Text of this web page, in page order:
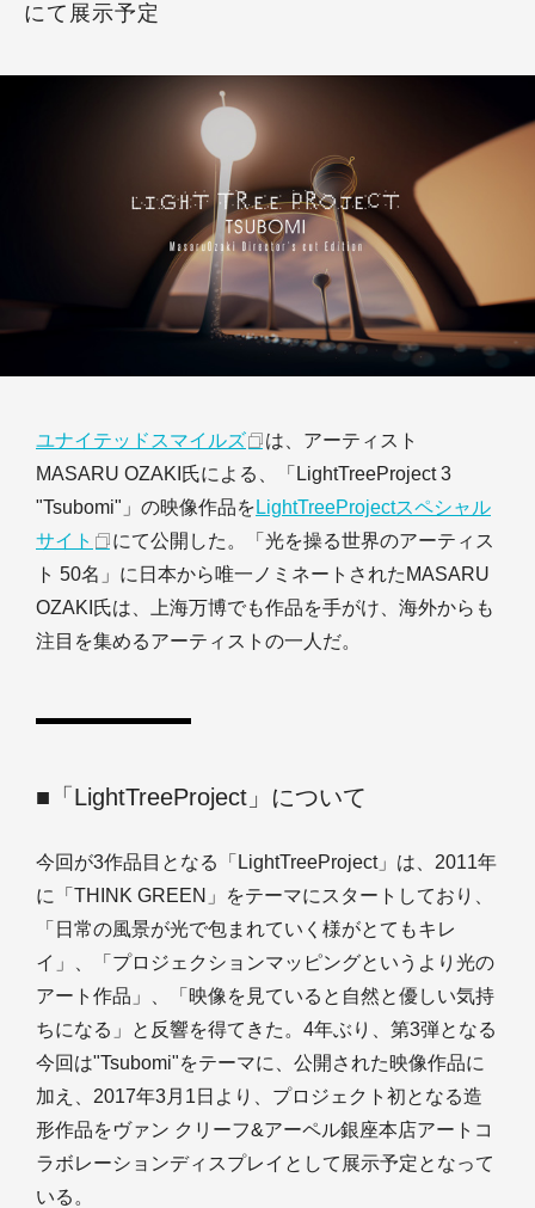
にて展示予定
ユナイテッドスマイルズ
は、アーティスト
MASARU OZAKI氏による、「LightTreeProject 3
"Tsubomi"」の映像作品を LightTreeProjectスペシャル
サイト
にて公開した。「光を操る世界のアーティス
ト 50名」に日本から唯一ノミネートされたMASARU
OZAKI氏は、上海万博でも作品を手がけ、海外からも
注目を集めるアーティストの一人だ。
■「LightTreeProject」について
今回が3作品目となる「LightTreeProject」は、2011年
に「THINK GREEN」をテーマにスタートしており、
「日常の風景が光で包まれていく様がとてもキレ
イ」、「プロジェクションマッピングというより光の
アート作品」、「映像を見ていると自然と優しい気持
ちになる」と反響を得てきた。4年ぶり、第3弾となる
今回は"Tsubomi"をテーマに、公開された映像作品に
加え、2017年3月1日より、プロジェクト初となる造
形作品をヴァン クリーフ&アーペル銀座本店アートコ
ラボレーションディスプレイとして展示予定となって
いる。